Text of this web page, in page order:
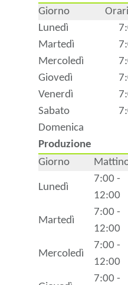
Giorno
Lunedì
Martedì
Mercoledì
Giovedì
Venerdì
Sabato
Domenica
Produzione
Giorno
Lunedì
7:00 -
12:00
Martedì
7:00 -
12:00
Mercoledì
7:00 -
12:00
7:00 -